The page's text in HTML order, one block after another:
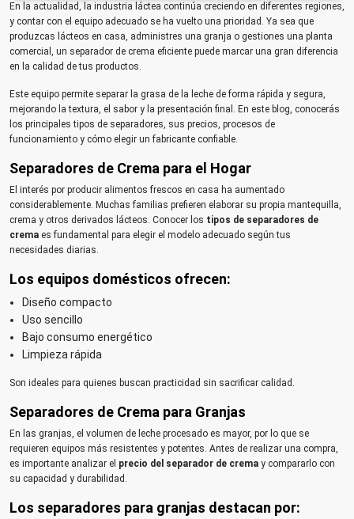
En la actualidad, la industria láctea continúa creciendo en diferentes regiones,
y contar con el equipo adecuado se ha vuelto una prioridad. Ya sea que
produzcas lácteos en casa, administres una granja o gestiones una planta
comercial, un separador de crema eficiente puede marcar una gran diferencia
en la calidad de tus productos.
Este equipo permite separar la grasa de la leche de forma rápida y segura,
mejorando la textura, el sabor y la presentación final. En este blog, conocerás
los principales tipos de separadores, sus precios, procesos de
funcionamiento y cómo elegir un fabricante confiable.
Separadores de Crema para el Hogar
El interés por producir alimentos frescos en casa ha aumentado
considerablemente. Muchas familias prefieren elaborar su propia mantequilla,
crema y otros derivados lácteos. Conocer los tipos de separadores de
crema es fundamental para elegir el modelo adecuado según tus
necesidades diarias.
Los equipos domésticos ofrecen:
Diseño compacto
Uso sencillo
Bajo consumo energético
Limpieza rápida
Son ideales para quienes buscan practicidad sin sacrificar calidad.
Separadores de Crema para Granjas
En las granjas, el volumen de leche procesado es mayor, por lo que se
requieren equipos más resistentes y potentes. Antes de realizar una compra,
es importante analizar el precio del separador de crema y compararlo con
su capacidad y durabilidad.
Los separadores para granjas destacan por: